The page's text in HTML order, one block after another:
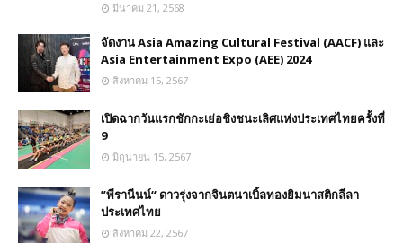
มีนาคม 21, 2568
จัดงาน Asia Amazing Cultural Festival (AACF) และ
Asia Entertainment Expo (AEE) 2024
สิงหาคม 15, 2567
เปิดฉากวันแรกชักกะเย่อชิงชนะเลิศแห่งประเทศไทยครั้งที่
9
มิถุนายน 15, 2567
”พีรานีนน์“​ ดาวรุ่งจากจินตนาเบิ้ลทองยิมนาสติกลีลา
ประเทศไทย
สิงหาคม 22, 2567